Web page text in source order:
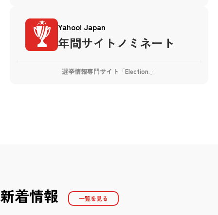
Yahoo! Japan
年間サイトノミネート
選挙情報専門サイト「Election.」
新着情報 一覧を見る